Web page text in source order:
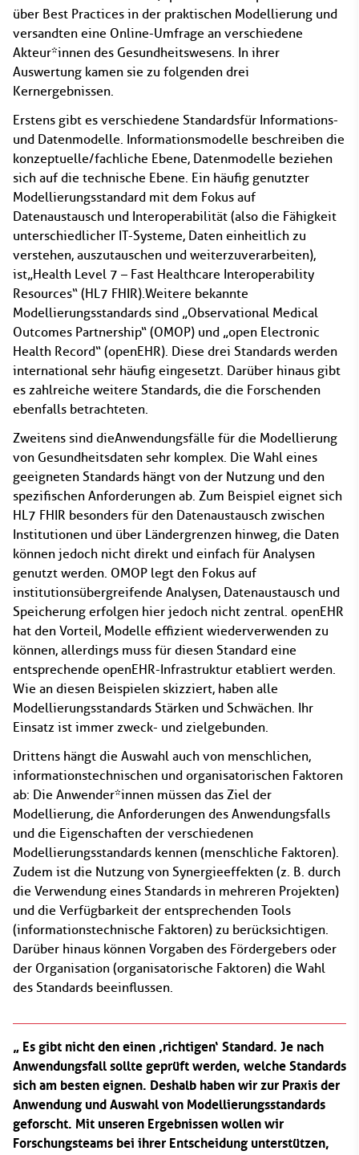
über Best Practices in der praktischen Modellierung und
versandten eine Online-Umfrage an verschiedene
Akteur*innen des Gesundheitswesens. In ihrer
Auswertung kamen sie zu folgenden drei
Kernergebnissen.
Erstens gibt es verschiedene Standards für Informations-
und Datenmodelle. Informationsmodelle beschreiben die
konzeptuelle/fachliche Ebene, Datenmodelle beziehen
sich auf die technische Ebene. Ein häufig genutzter
Modellierungsstandard mit dem Fokus auf
Datenaustausch und Interoperabilität (also die Fähigkeit
unterschiedlicher IT-Systeme, Daten einheitlich zu
verstehen, auszutauschen und weiterzuverarbeiten),
ist „Health Level 7 – Fast Healthcare Interoperability
Resources“ (HL7 FHIR). Weitere bekannte
Modellierungsstandards sind „Observational Medical
Outcomes Partnership“ (OMOP) und „open Electronic
Health Record“ (openEHR). Diese drei Standards werden
international sehr häufig eingesetzt. Darüber hinaus gibt
es zahlreiche weitere Standards, die die Forschenden
ebenfalls betrachteten.
Zweitens sind die Anwendungsfälle für die Modellierung
von Gesundheitsdaten sehr komplex. Die Wahl eines
geeigneten Standards hängt von der Nutzung und den
spezifischen Anforderungen ab. Zum Beispiel eignet sich
HL7 FHIR besonders für den Datenaustausch zwischen
Institutionen und über Ländergrenzen hinweg, die Daten
können jedoch nicht direkt und einfach für Analysen
genutzt werden. OMOP legt den Fokus auf
institutionsübergreifende Analysen, Datenaustausch und
Speicherung erfolgen hier jedoch nicht zentral. openEHR
hat den Vorteil, Modelle effizient wiederverwenden zu
können, allerdings muss für diesen Standard eine
entsprechende openEHR-Infrastruktur etabliert werden.
Wie an diesen Beispielen skizziert, haben alle
Modellierungsstandards Stärken und Schwächen. Ihr
Einsatz ist immer zweck- und zielgebunden.
Drittens hängt die Auswahl auch von menschlichen,
informationstechnischen und organisatorischen Faktoren
ab: Die Anwender*innen müssen das Ziel der
Modellierung, die Anforderungen des Anwendungsfalls
und die Eigenschaften der verschiedenen
Modellierungsstandards kennen (menschliche Faktoren).
Zudem ist die Nutzung von Synergieeffekten (z. B. durch
die Verwendung eines Standards in mehreren Projekten)
und die Verfügbarkeit der entsprechenden Tools
(informationstechnische Faktoren) zu berücksichtigen.
Darüber hinaus können Vorgaben des Fördergebers oder
der Organisation (organisatorische Faktoren) die Wahl
des Standards beeinflussen.
Es gibt nicht den einen ‚richtigen‘ Standard. Je nach
Anwendungsfall sollte geprüft werden, welche Standards
sich am besten eignen. Deshalb haben wir zur Praxis der
Anwendung und Auswahl von Modellierungsstandards
geforscht. Mit unseren Ergebnissen wollen wir
Forschungsteams bei ihrer Entscheidung unterstützen,